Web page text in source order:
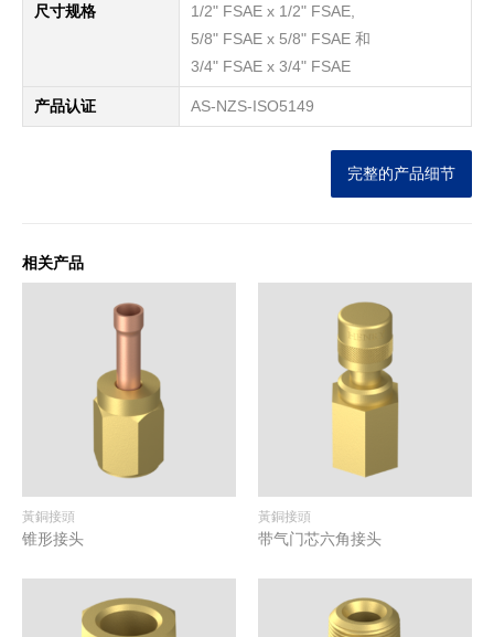
尺寸规格
1/2" FSAE x 1/2" FSAE,
5/8" FSAE x 5/8" FSAE 和
3/4" FSAE x 3/4" FSAE
产品认证 AS-NZS-ISO5149
完整的产品细节
相关产品
黃銅接頭
锥形接头
黃銅接頭
带气门芯六角接头